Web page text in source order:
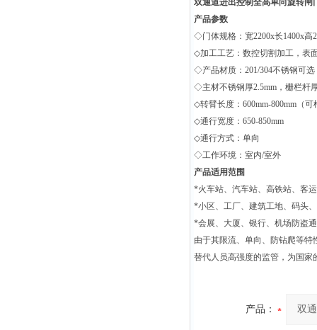
双通道进出控制全高单向旋转闸
产品参数
◇门体规格：宽2200x长1400x高
◇加工工艺：数控切割加工，表
◇产品材质：201/304不锈钢可选
◇主材不锈钢厚2.5mm，栅栏杆
◇转臂长度：600mm-800mm（
◇通行宽度：650-850mm
◇通行方式：单向
◇工作环境：室内/室外
产品适用范围
*火车站、汽车站、高铁站、客
*小区、工厂、建筑工地、码头
*会展、大厦、银行、机场防盗
由于其限流、单向、防钻爬等
替代人员高强度的监管，为国家
产品：